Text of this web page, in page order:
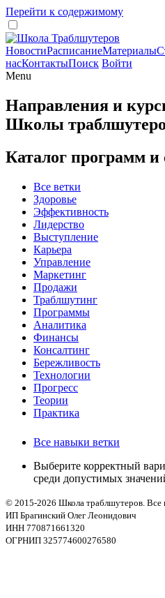
Перейти к содержимому
НовостиРасписаниеМатериалы
насКонтактыПоиск Войти
Menu
Направления и
Школы
Каталог программ и
Все ветки
Здоровье
Эффективность
Лидерство
Выступление
Карьера
Управление
Маркетинг
Продажи
Траблшутинг
Программы
Аналитика
Финансы
Консалтинг
Бережливость
Технологии
Прогресс
Теории
Практика
Все навыки ветки
Выберите корректный
среди допустимых
© 2015-2026 Школа траблшутеров. Все
ИП Брагинский Олег Леонидович
ИНН 770871661320
ОГРНИП 325774600276580